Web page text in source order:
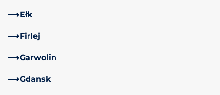
Ełk
Firlej
Garwolin
Gdansk